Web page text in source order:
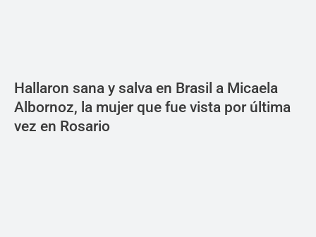
Hallaron sana y salva en Brasil a Micaela
Albornoz, la mujer que fue vista por última
vez en Rosario